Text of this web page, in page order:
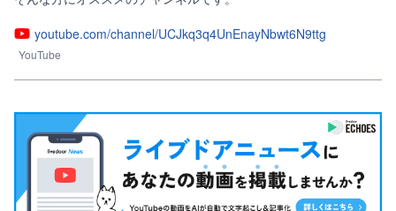
youtube.com/channel/UCJkq3q4UnEnayNbwt6N9ttg
YouTube